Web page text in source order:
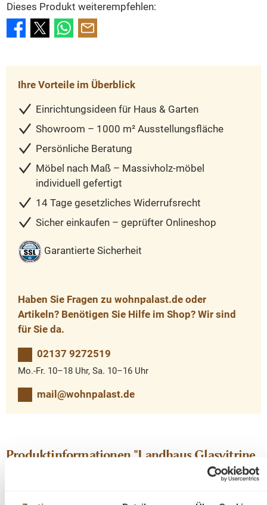
Dieses Produkt weiterempfehlen:
Ihre Vorteile im Überblick
Einrichtungsideen für Haus & Garten
Showroom – 1000 m² Ausstellungsfläche
Persönliche Beratung
Möbel nach Maß – Massivholz-möbel
individuell gefertigt
14 Tage gesetzliches Widerrufsrecht
Sicher einkaufen – geprüfter Onlineshop
Garantierte Sicherheit
Haben Sie Fragen zu wohnpalast.de oder
Artikeln? Benötigen Sie Hilfe im Shop? Wir sind
für Sie da.
02137 9272519
Mo.-Fr. 10–18 Uhr, Sa. 10–16 Uhr
mail@wohnpalast.de
Produktinformationen "Landhaus Glasvitrine
300 cm Vitrinen Schrank Massivholz"